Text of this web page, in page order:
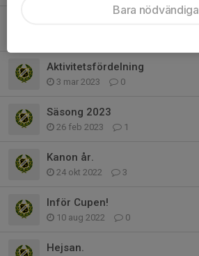
Aktivitetsfördelning
3 mar 2023 0
Säsong 2023
26 feb 2023 1
Kanon år.
24 okt 2022 3
Inför Cupen!
10 aug 2022 0
Hejsan.
Bara nödvändiga